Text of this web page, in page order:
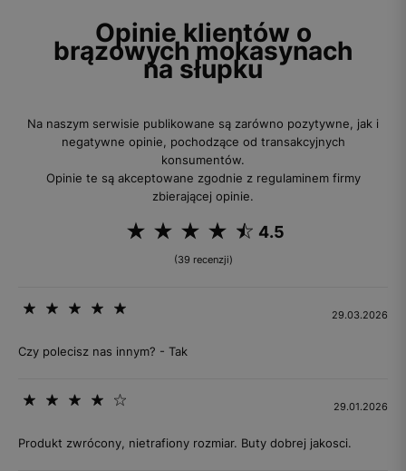
Opinie klientów o
brązowych mokasynach
na słupku
Na naszym serwisie publikowane są zarówno pozytywne, jak i
negatywne opinie, pochodzące od transakcyjnych
konsumentów.
Opinie te są akceptowane zgodnie z regulaminem firmy
zbierającej opinie.
4.5
(39 recenzji)
29.03.2026
Czy polecisz nas innym? - Tak
29.01.2026
Produkt zwrócony, nietrafiony rozmiar. Buty dobrej jakosci.